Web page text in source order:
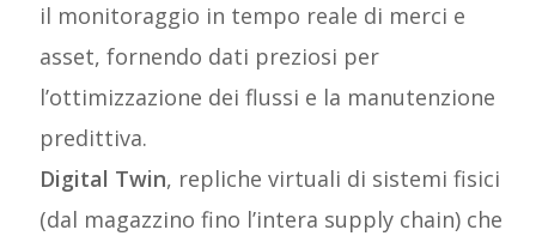
il monitoraggio in tempo reale di merci e
asset, fornendo dati preziosi per
l’ottimizzazione dei flussi e la manutenzione
predittiva.
Digital Twin, repliche virtuali di sistemi fisici
(dal magazzino fino l’intera supply chain) che